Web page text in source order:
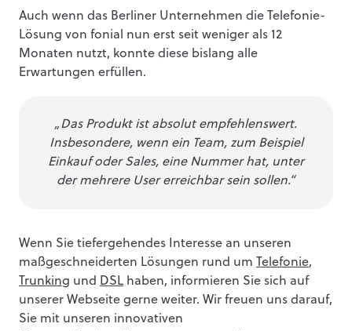
Auch wenn das Berliner Unternehmen die Telefonie-
Lösung von fonial nun erst seit weniger als 12
Monaten nutzt, konnte diese bislang alle
Erwartungen erfüllen.
„Das Produkt ist absolut empfehlenswert.
Insbesondere, wenn ein Team, zum Beispiel
Einkauf oder Sales, eine Nummer hat, unter
der mehrere User erreichbar sein sollen.“
Wenn Sie tiefergehendes Interesse an unseren
maßgeschneiderten Lösungen rund um
Telefonie,
Trunking und DSL haben, informieren Sie sich auf
unserer Webseite gerne weiter. Wir freuen uns darauf,
Sie mit unseren innovativen